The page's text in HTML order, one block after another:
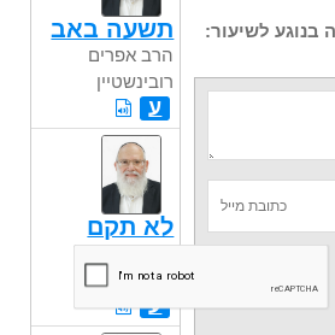
לשיעור: תשעה באב
הרב אפרים
רובינשטיין
ע
לא תקם
רובינשטיין
ע